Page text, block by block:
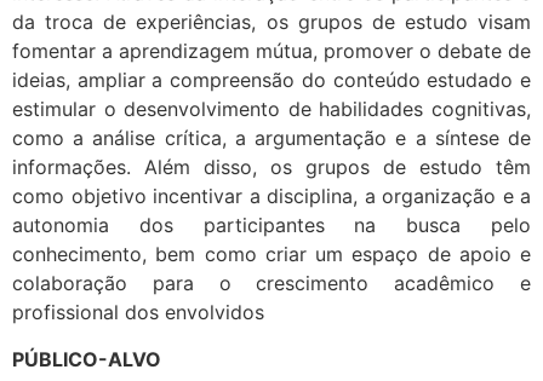
da troca de experiências, os grupos de estudo visam
fomentar a aprendizagem mútua, promover o debate de
ideias, ampliar a compreensão do conteúdo estudado e
estimular o desenvolvimento de habilidades cognitivas,
como a análise crítica, a argumentação e a síntese de
informações. Além disso, os grupos de estudo têm
como objetivo incentivar a disciplina, a organização e a
autonomia dos participantes na busca pelo
conhecimento, bem como criar um espaço de apoio e
colaboração para o crescimento acadêmico e
profissional dos envolvidos
PÚBLICO-ALVO